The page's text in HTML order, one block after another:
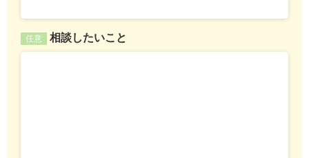
任意 相談したいこと